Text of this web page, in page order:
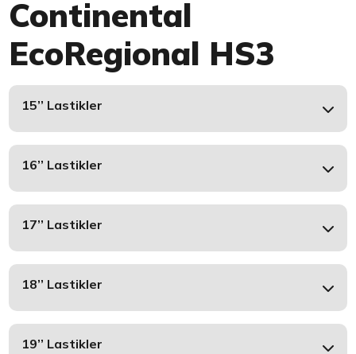
Continental
EcoRegional HS3
15’’ Lastikler
16’’ Lastikler
17’’ Lastikler
18’’ Lastikler
19’’ Lastikler